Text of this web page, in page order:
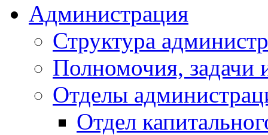
Администрация
Структура
Полномочия, задачи
Отделы
Отдел